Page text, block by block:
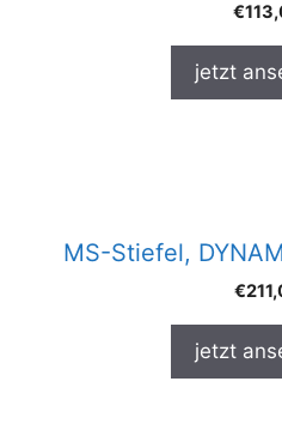
€
jetzt
MS-Stiefel,
€
jetzt